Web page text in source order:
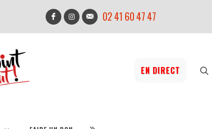
02 41 60 47 47
EN DIRECT